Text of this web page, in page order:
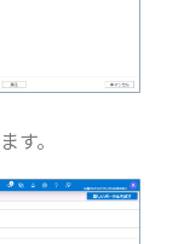
。